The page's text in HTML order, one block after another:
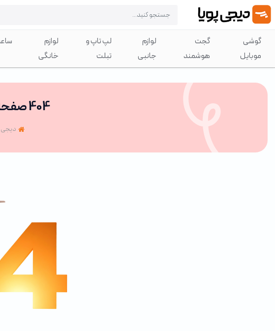
گوشی
موبایل
گجت
هوشمند
لوازم
جانبی
لپ تاپ و
تبلت
لوازم
خانگی
404 صفحه‌ای که دنبال آن بودید پیدا نشد!
دیجی